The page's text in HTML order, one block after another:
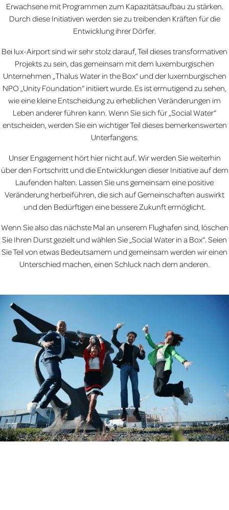
Erwachsene mit Programmen zum Kapazitätsaufbau zu stärken.
Durch diese Initiativen werden sie zu treibenden Kräften für die
Entwicklung ihrer Dörfer.
Bei lux-Airport sind wir sehr stolz darauf, Teil dieses transformativen
Projekts zu sein, das gemeinsam mit dem luxemburgischen
Unternehmen „Thalus Water in the Box“ und der luxemburgischen
NPO „Unity Foundation“ initiiert wurde. Es ist ermutigend zu sehen,
wie eine kleine Entscheidung zu erheblichen Veränderungen im
Leben anderer führen kann. Wenn Sie sich für „Social Water“
entscheiden, werden Sie ein wichtiger Teil dieses bemerkenswerten
Unterfangens.
Unser Engagement hört hier nicht auf. Wir werden Sie weiterhin
über den Fortschritt und die Entwicklungen dieser Initiative auf dem
Laufenden halten. Lassen Sie uns gemeinsam eine positive
Veränderung herbeiführen, die sich auf Gemeinschaften auswirkt
und den Bedürftigen eine bessere Zukunft ermöglicht.
Wenn Sie also das nächste Mal an unserem Flughafen sind, löschen
Sie Ihren Durst gezielt und wählen Sie „Social Water in a Box“. Seien
Sie Teil von etwas Bedeutsamem und gemeinsam werden wir einen
Unterschied machen, einen Schluck nach dem anderen.